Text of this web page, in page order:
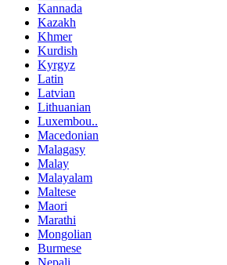
Kannada
Kazakh
Khmer
Kurdish
Kyrgyz
Latin
Latvian
Lithuanian
Luxembou..
Macedonian
Malagasy
Malay
Malayalam
Maltese
Maori
Marathi
Mongolian
Burmese